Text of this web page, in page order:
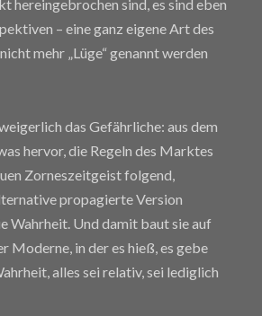
hereingebrochen sind, es sind eben
– eine ganz eigene Art des
mehr „Lüge“ genannt werden
das Gefährliche: aus dem
hervor, die Regeln des Marktes
Zorneszeitgeist folgend,
propagierte Version
Wahrheit. Und damit baut sie auf
Moderne, in der es hieß, es gebe
alles sei relativ, sei lediglich